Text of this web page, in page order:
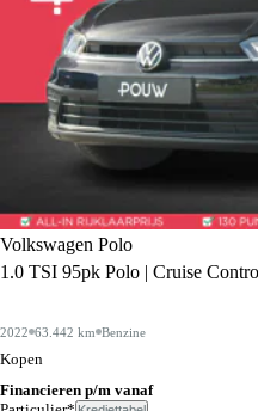
Volkswagen Polo
1.0 TSI 95pk Polo | Cruise
2022 63.442 km Benzine
Kopen
Financieren p/m vanaf